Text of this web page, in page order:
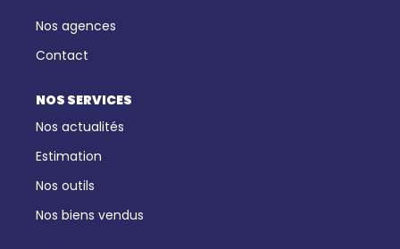
Nos agences
Contact
NOS SERVICES
Nos actualités
Estimation
Nos outils
Nos biens vendus